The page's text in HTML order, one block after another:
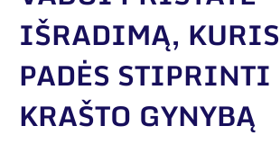
IŠRADIMĄ, KURIS
PADĖS STIPRINTI
KRAŠTO GYNYBĄ